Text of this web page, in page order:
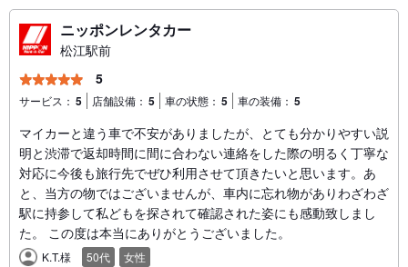
ニッポンレンタカー
松江駅前
5
サービス： 5 店舗設備： 5 車の状態： 5 車の装備： 5
マイカーと違う車で不安がありましたが、とても分かりやすい説
明と渋滞で返却時間に間に合わない連絡をした際の明るく丁寧な
対応に今後も旅行先でぜひ利用させて頂きたいと思います。あ
と、当方の物ではございませんが、車内に忘れ物がありわざわざ
駅に持参して私どもを探されて確認された姿にも感動致しまし
た。 この度は本当にありがとうございました。
K.T.様 50代 女性